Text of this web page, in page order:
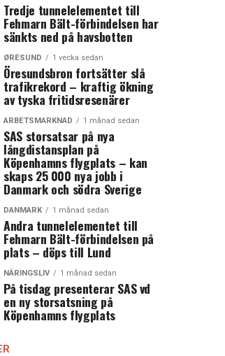
Tredje tunnelelementet till
Fehmarn Bält-förbindelsen har
sänkts ned på havsbotten
ØRESUND 1 vecka sedan
Öresundsbron fortsätter slå
trafikrekord – kraftig ökning
av tyska fritidsresenärer
ARBETSMARKNAD 1 månad sedan
SAS storsatsar på nya
långdistansplan på
Köpenhamns flygplats – kan
skaps 25 000 nya jobb i
Danmark och södra Sverige
DANMARK 1 månad sedan
Andra tunnelelementet till
Fehmarn Bält-förbindelsen på
plats – döps till Lund
NÄRINGSLIV 1 månad sedan
På tisdag presenterar SAS vd
en ny storsatsning på
Köpenhamns flygplats